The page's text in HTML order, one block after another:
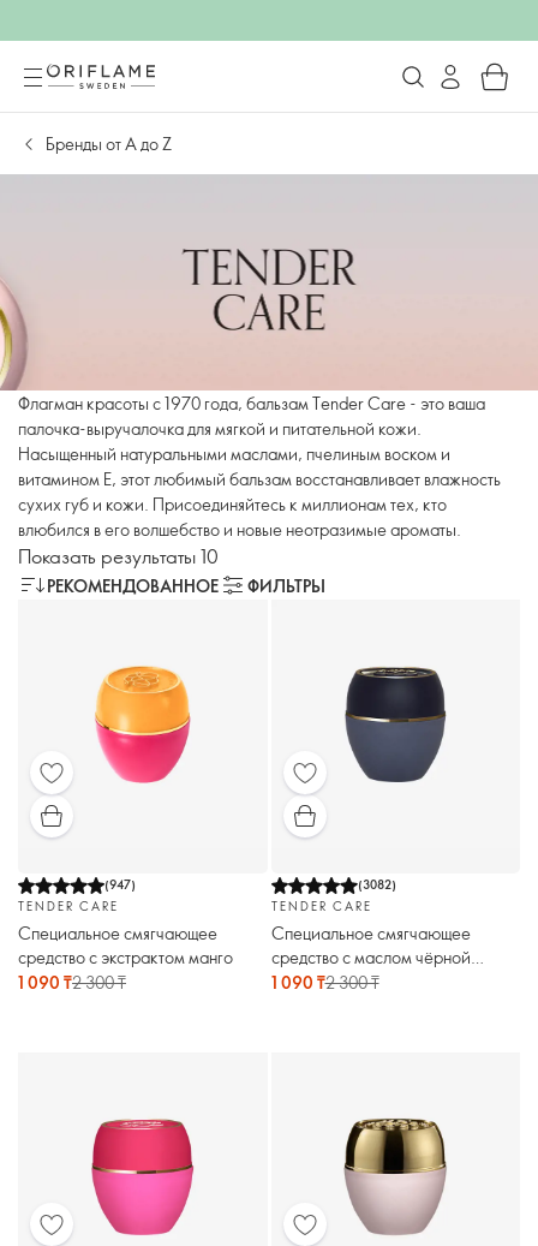
Бренды от А до Z
Флагман красоты с 1970 года, бальзам Tender Care - это ваша
палочка-выручалочка для мягкой и питательной кожи.
Насыщенный натуральными маслами, пчелиным воском и
витамином Е, этот любимый бальзам восстанавливает влажность
сухих губ и кожи. Присоединяйтесь к миллионам тех, кто
влюбился в его волшебство и новые неотразимые ароматы.
Показать результаты 10
РЕКОМЕНДОВАННОЕ ФИЛЬТРЫ
(947)
TENDER CARE
Специальное смягчающее
средство с экстрактом манго
1 090 ₸2 300 ₸
(3082)
TENDER CARE
Специальное смягчающее
средство с маслом чёрной
смородины
1 090 ₸2 300 ₸